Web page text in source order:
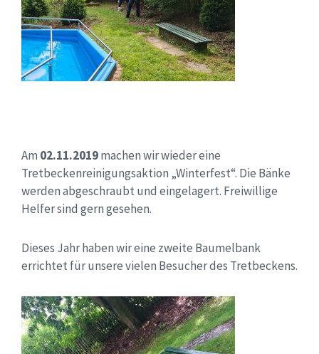
Am 02.11.2019machen wir wieder eine
Tretbeckenreinigungsaktion „Winterfest“. Die Bänke
werden abgeschraubt und eingelagert. Freiwillige
Helfer sind gern gesehen.
Dieses Jahr haben wir eine zweite Baumelbank
errichtet für unsere vielen Besucher des Tretbeckens.